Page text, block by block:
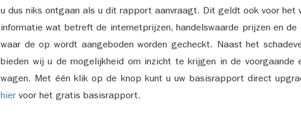
u dus niks ontgaan als u dit rapport aanvraagt. Dit geldt ook voor
informatie wat betreft de internetprijzen, handelswaarde prijzen en
waar de op wordt aangeboden worden gecheckt. Naast het
bieden wij u de mogelijkheid om inzicht te krijgen in de voorgaande
wagen. Met één klik op de knop kunt u uw basisrapport direct
hier voor het gratis basisrapport.